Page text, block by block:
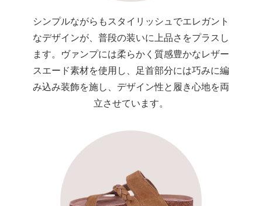
シンプルながらもスタイリッシュでエレガント
なデザインが、普段の装いに上品さをプラスし
ます。ヴァンプには柔らかく質感豊かなレザー
スエード素材を使用し、足首部分には巧みに編
み込み装飾を施し、デザイン性と履き心地を両
立させています。